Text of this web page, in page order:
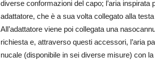
diverse conformazioni del capo; l’aria
adattatore, che è a sua volta collegato alla
All’adattatore viene poi collegata una
richiesta e, attraverso questi accessori, l’aria
nucale (disponibile in sei diverse misure) con